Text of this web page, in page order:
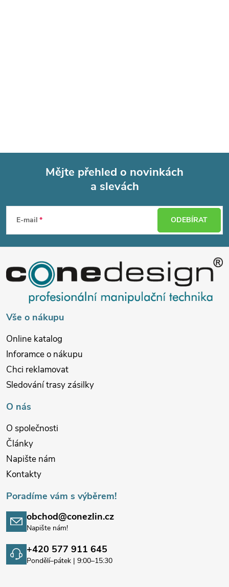
p
a
Mějte přehled o novinkách
a slevách
E-mail ODEBÍRAT
Vše o nákupu
Online katalog
Inforamce o nákupu
Chci reklamovat
Sledování trasy zásilky
O nás
O společnosti
Články
Napište nám
Kontakty
Poradíme vám s výběrem!
obchod@conezlin.cz
Napište nám!
+420 577 911 645
Pondělí–pátek | 9:00–15:30